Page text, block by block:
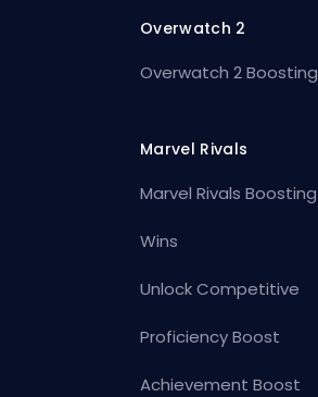
Overwatch 2
Overwatch 2 Boosting
Marvel Rivals
Marvel Rivals Boosting
Wins
Unlock Competitive
Proficiency Boost
Achievement Boost